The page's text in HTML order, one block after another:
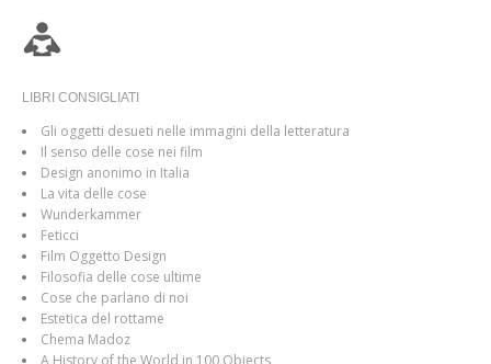
LIBRI CONSIGLIATI
Gli oggetti desueti nelle immagini della letteratura
Il senso delle cose nei film
Design anonimo in Italia
La vita delle cose
Wunderkammer
Feticci
Film Oggetto Design
Filosofia delle cose ultime
Cose che parlano di noi
Estetica del rottame
Chema Madoz
A History of the World in 100 Objects